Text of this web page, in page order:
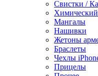
Свистки /
Химический
Мангалы
Нашивки
Жетоны
Браслеты
Чехлы
Прицелы